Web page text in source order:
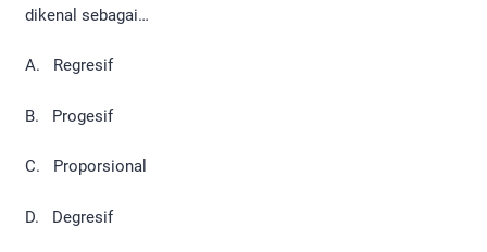
dikenal sebagai…
A. Regresif
B. Progesif
C. Proporsional
D. Degresif